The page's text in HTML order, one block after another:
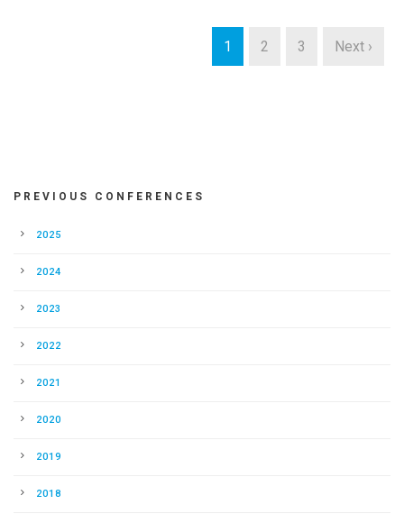
1 2 3 Next ›
PREVIOUS CONFERENCES
2025
2024
2023
2022
2021
2020
2019
2018